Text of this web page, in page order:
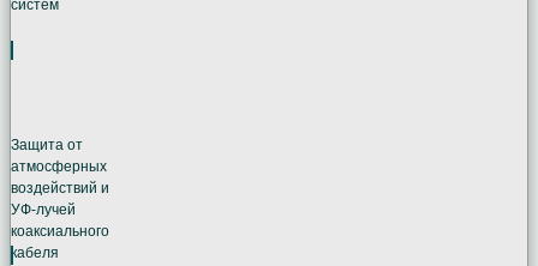
систем
Защита от
атмосферных
воздействий и
УФ-лучей
коаксиального
кабеля